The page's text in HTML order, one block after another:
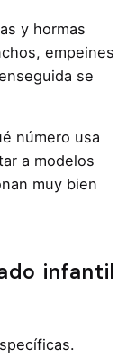
y hormas
empeines
se
número usa
a modelos
muy bien
infantil